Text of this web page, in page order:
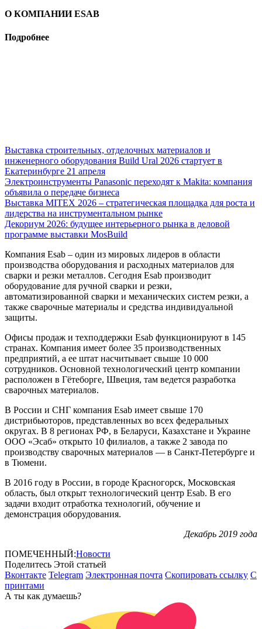
О КОМПАНИИ ESAB
Подробнее
Выставка строительных, отделочных материалов и
инженерного оборудования Build Ural 2026 стартует в
Екатеринбурге 21 апреля
Электроинструменты Panasonic переходят к Makita: компания
объявила о передаче бизнеса
Выставка MITEX 2026 – стратегическая площадка для роста и
лидерства на инструментальном рынке
Декориум 2026: будущее интерьерного рынка в деловой
программе выставки MosBuild
Компания Esab – один из мировых лидеров в области
производства оборудования и расходных материалов для
сварки и резки металлов. Сегодня Esab производит
оборудование для ручной сварки и резки,
автоматизированной сварки и механических систем резки, а
также сварочные материалы и средства индивидуальной
защиты.
Офисы продаж и техподдержки Esab функционируют в 145
странах. Компания имеет более 35 производственных
предприятий, а ее штат насчитывает свыше 10 000
сотрудников. Основной технологический центр компании
расположен в Гётеборге, Швеция, там ведется разработка
сварочных материалов.
В России и СНГ компания Esab имеет свыше 170
дистрибьюторов, представленных во всех федеральных
округах. В 8 регионах РФ, в Беларуси, Казахстане и Украине
OOO «Эсаб» открыто 10 филиалов, а также 2 завода по
производству сварочных материалов — в Санкт-Петербурге и
в Тюмени.
В 2016 году в России, в городе Красногорск, Московская
область, был открыт технологический центр Esab. В его
задачи входит отработка технологий, обучение и
демонстрация оборудования.
Декабрь 2019 года
ПОМЕЧЕННЫЙ:Новости
Поделитесь Этой статьей
Вконтакте Telegram Электронная почта Скопировать ссылку С
принтами
А ты как думаешь?